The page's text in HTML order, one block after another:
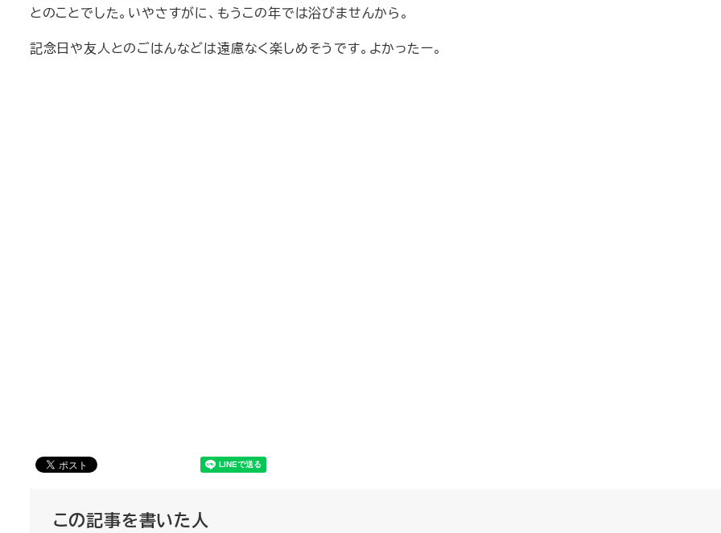
とのことでした。いやさすがに、もうこの年では浴びませんから。
記念日や友人とのごはんなどは遠慮なく楽しめそうです。よかったー。
この記事を書いた人